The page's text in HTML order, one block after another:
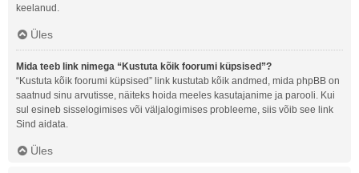
keelanud.
Üles
Mida teeb link nimega “Kustuta kõik foorumi küpsised”?
“Kustuta kõik foorumi küpsised” link kustutab kõik andmed, mida phpBB on
saatnud sinu arvutisse, näiteks hoida meeles kasutajanime ja parooli. Kui
sul esineb sisselogimises või väljalogimises probleeme, siis võib see link
Sind aidata.
Üles